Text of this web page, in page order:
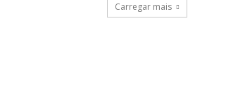
Carregar mais